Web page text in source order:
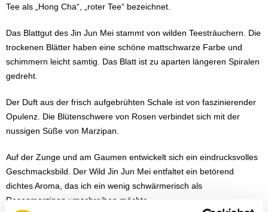
Tee als „Hong Cha“, „roter Tee“ bezeichnet.
Das Blattgut des Jin Jun Mei stammt von wilden Teesträuchern. Die
trockenen Blätter haben eine schöne mattschwarze Farbe und
schimmern leicht samtig. Das Blatt ist zu aparten längeren Spiralen
gedreht.
Der Duft aus der frisch aufgebrühten Schale ist von faszinierender
Opulenz. Die Blütenschwere von Rosen verbindet sich mit der
nussigen Süße von Marzipan.
Auf der Zunge und am Gaumen entwickelt sich ein eindrucksvolles
Geschmacksbild. Der Wild Jin Jun Mei entfaltet ein betörend
dichtes Aroma, das ich ein wenig schwärmerisch als
Rosenmarzipan umschreiben möchte.